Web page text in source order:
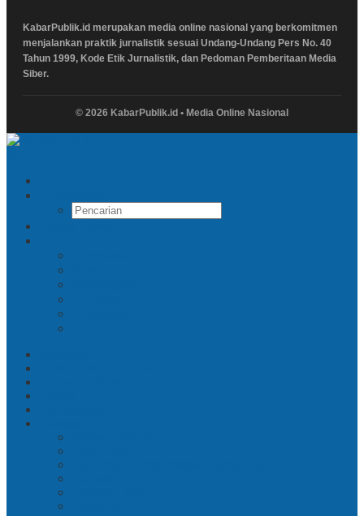
KabarPublik.id merupakan media online nasional yang berkomitmen
menjalankan praktik jurnalistik sesuai Undang-Undang Pers No. 40
Tahun 1999, Kode Etik Jurnalistik, dan Pedoman Pemberitaan Media
Siber.
© 2026 KabarPublik.id • Media Online Nasional